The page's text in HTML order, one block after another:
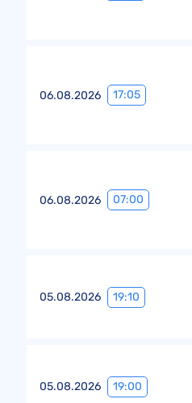
06.08.2026 17:05
06.08.2026 07:00
05.08.2026 19:10
05.08.2026 19:00